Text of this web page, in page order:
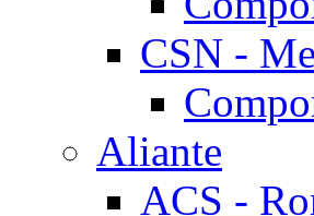
CSN -
Aliante
ACS -